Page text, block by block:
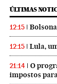
ÚLTIMAS
12:15
12:15 Lula,
21:14
O
impostos